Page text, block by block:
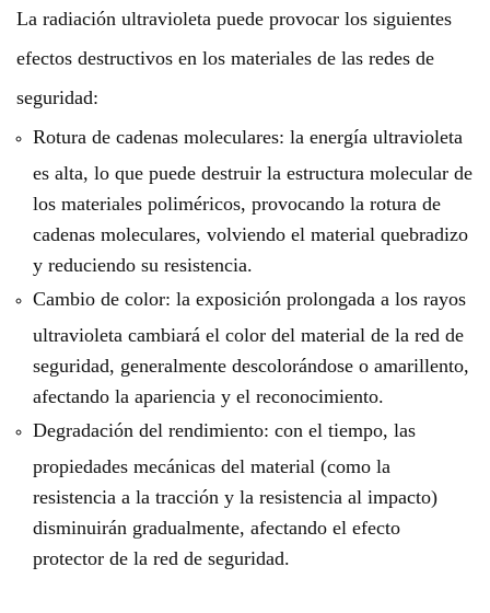
La radiación ultravioleta puede provocar los siguientes
efectos destructivos en los materiales de las redes de
seguridad:
Rotura de cadenas moleculares: la energía ultravioleta
es alta, lo que puede destruir la estructura molecular de
los materiales poliméricos, provocando la rotura de
cadenas moleculares, volviendo el material quebradizo
y reduciendo su resistencia.
Cambio de color: la exposición prolongada a los rayos
ultravioleta cambiará el color del material de la red de
seguridad, generalmente descolorándose o amarillento,
afectando la apariencia y el reconocimiento.
Degradación del rendimiento: con el tiempo, las
propiedades mecánicas del material (como la
resistencia a la tracción y la resistencia al impacto)
disminuirán gradualmente, afectando el efecto
protector de la red de seguridad.